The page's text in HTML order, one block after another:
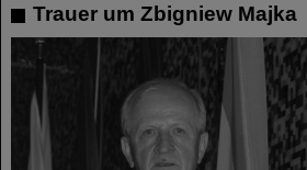
Trauer um Zbigniew Majka